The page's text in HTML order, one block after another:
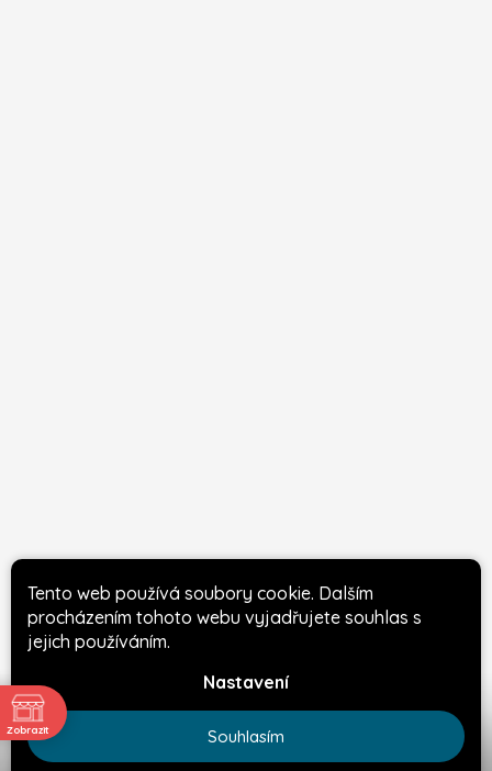
Tento web používá soubory cookie. Dalším
procházením tohoto webu vyjadřujete souhlas s
jejich používáním.
Nastavení
Souhlasím
Copyright 2026Manta & Seals Potápěčské Centrum. Všechna
Zobrazit